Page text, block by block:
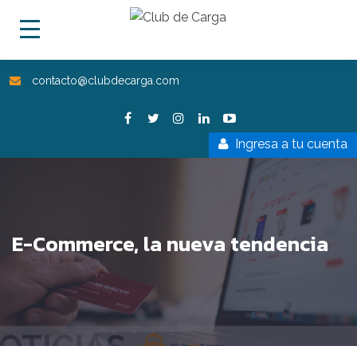
contacto@clubdecarga.com
Ingresa a tu cuenta
E-Commerce, la nueva tendencia